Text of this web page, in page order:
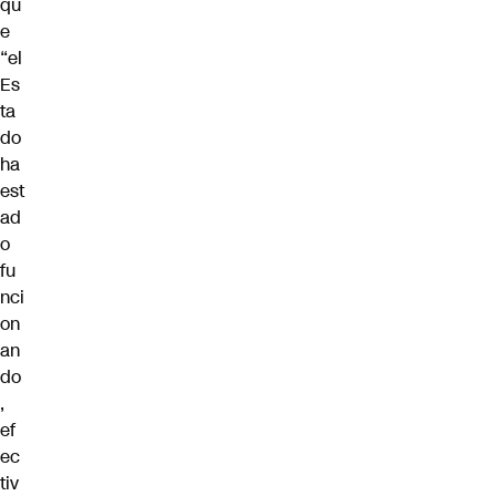
e
“el
Es
ta
do
ha
est
ad
o
fu
nci
on
an
do
,
ef
ec
tiv